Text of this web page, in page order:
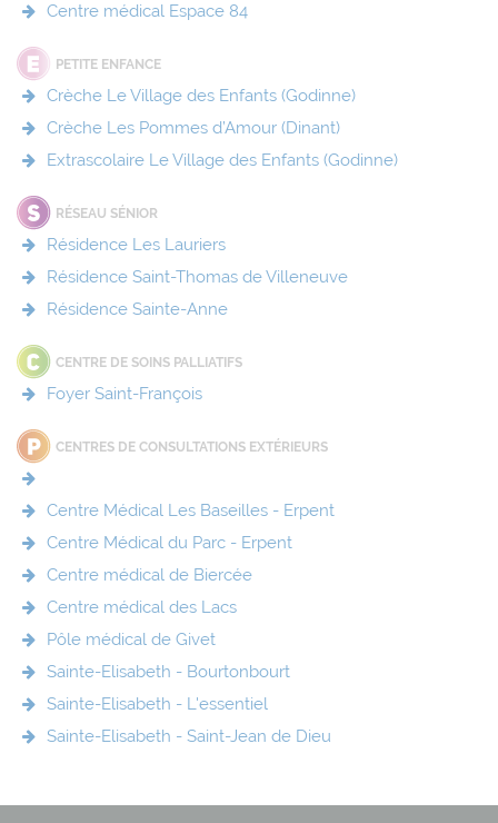
Centre médical Espace 84
PETITE ENFANCE
Crèche Le Village des Enfants (Godinne)
Crèche Les Pommes d’Amour (Dinant)
Extrascolaire Le Village des Enfants (Godinne)
RÉSEAU SÉNIOR
Résidence Les Lauriers
Résidence Saint-Thomas de Villeneuve
Résidence Sainte-Anne
CENTRE DE SOINS PALLIATIFS
Foyer Saint-François
CENTRES DE CONSULTATIONS EXTÉRIEURS
Centre Médical Les Baseilles - Erpent
Centre Médical du Parc - Erpent
Centre médical de Biercée
Centre médical des Lacs
Pôle médical de Givet
Sainte-Elisabeth - Bourtonbourt
Sainte-Elisabeth - L'essentiel
Sainte-Elisabeth - Saint-Jean de Dieu